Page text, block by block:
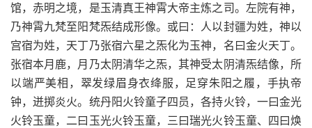
馆，赤明之境，是玉清真王神霄大帝主炼之司。左院有神，
乃神霄九梵至阳梵炁结成形像。或曰：人以封疆为姓，神以
宫宿为姓，天丁乃张宿六星之炁化为玉神，名曰金火天丁。
张宿本月鹿，月乃太阴清华之炁，其神受太阴清炁结像，所
以端严美相，翠发绿眉身衣绛服，足穿朱阳之履，手执帝
钟，迸掷炎火。统丹阳火铃童子四员，各持火铃，一曰金光
火铃玉童，二曰玉光火铃玉童，三曰瑞光火铃玉童、四曰焕